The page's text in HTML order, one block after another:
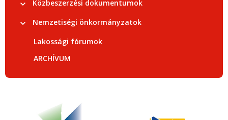
Közbeszerzési dokumentumok
Nemzetiségi önkormányzatok
Lakossági fórumok
ARCHÍVUM